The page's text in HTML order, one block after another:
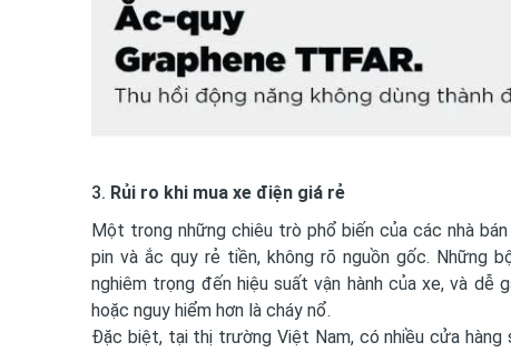
3. Rủi ro khi mua xe điện giá rẻ
Một trong những chiêu trò phổ biến của các nhà
pin và ắc quy rẻ tiền, không rõ nguồn gốc. Những
nghiêm trọng đến hiệu suất vận hành của xe, và dễ
hoặc nguy hiểm hơn là cháy nổ.
Đặc biệt, tại thị trường Việt Nam, có nhiều cửa hàng